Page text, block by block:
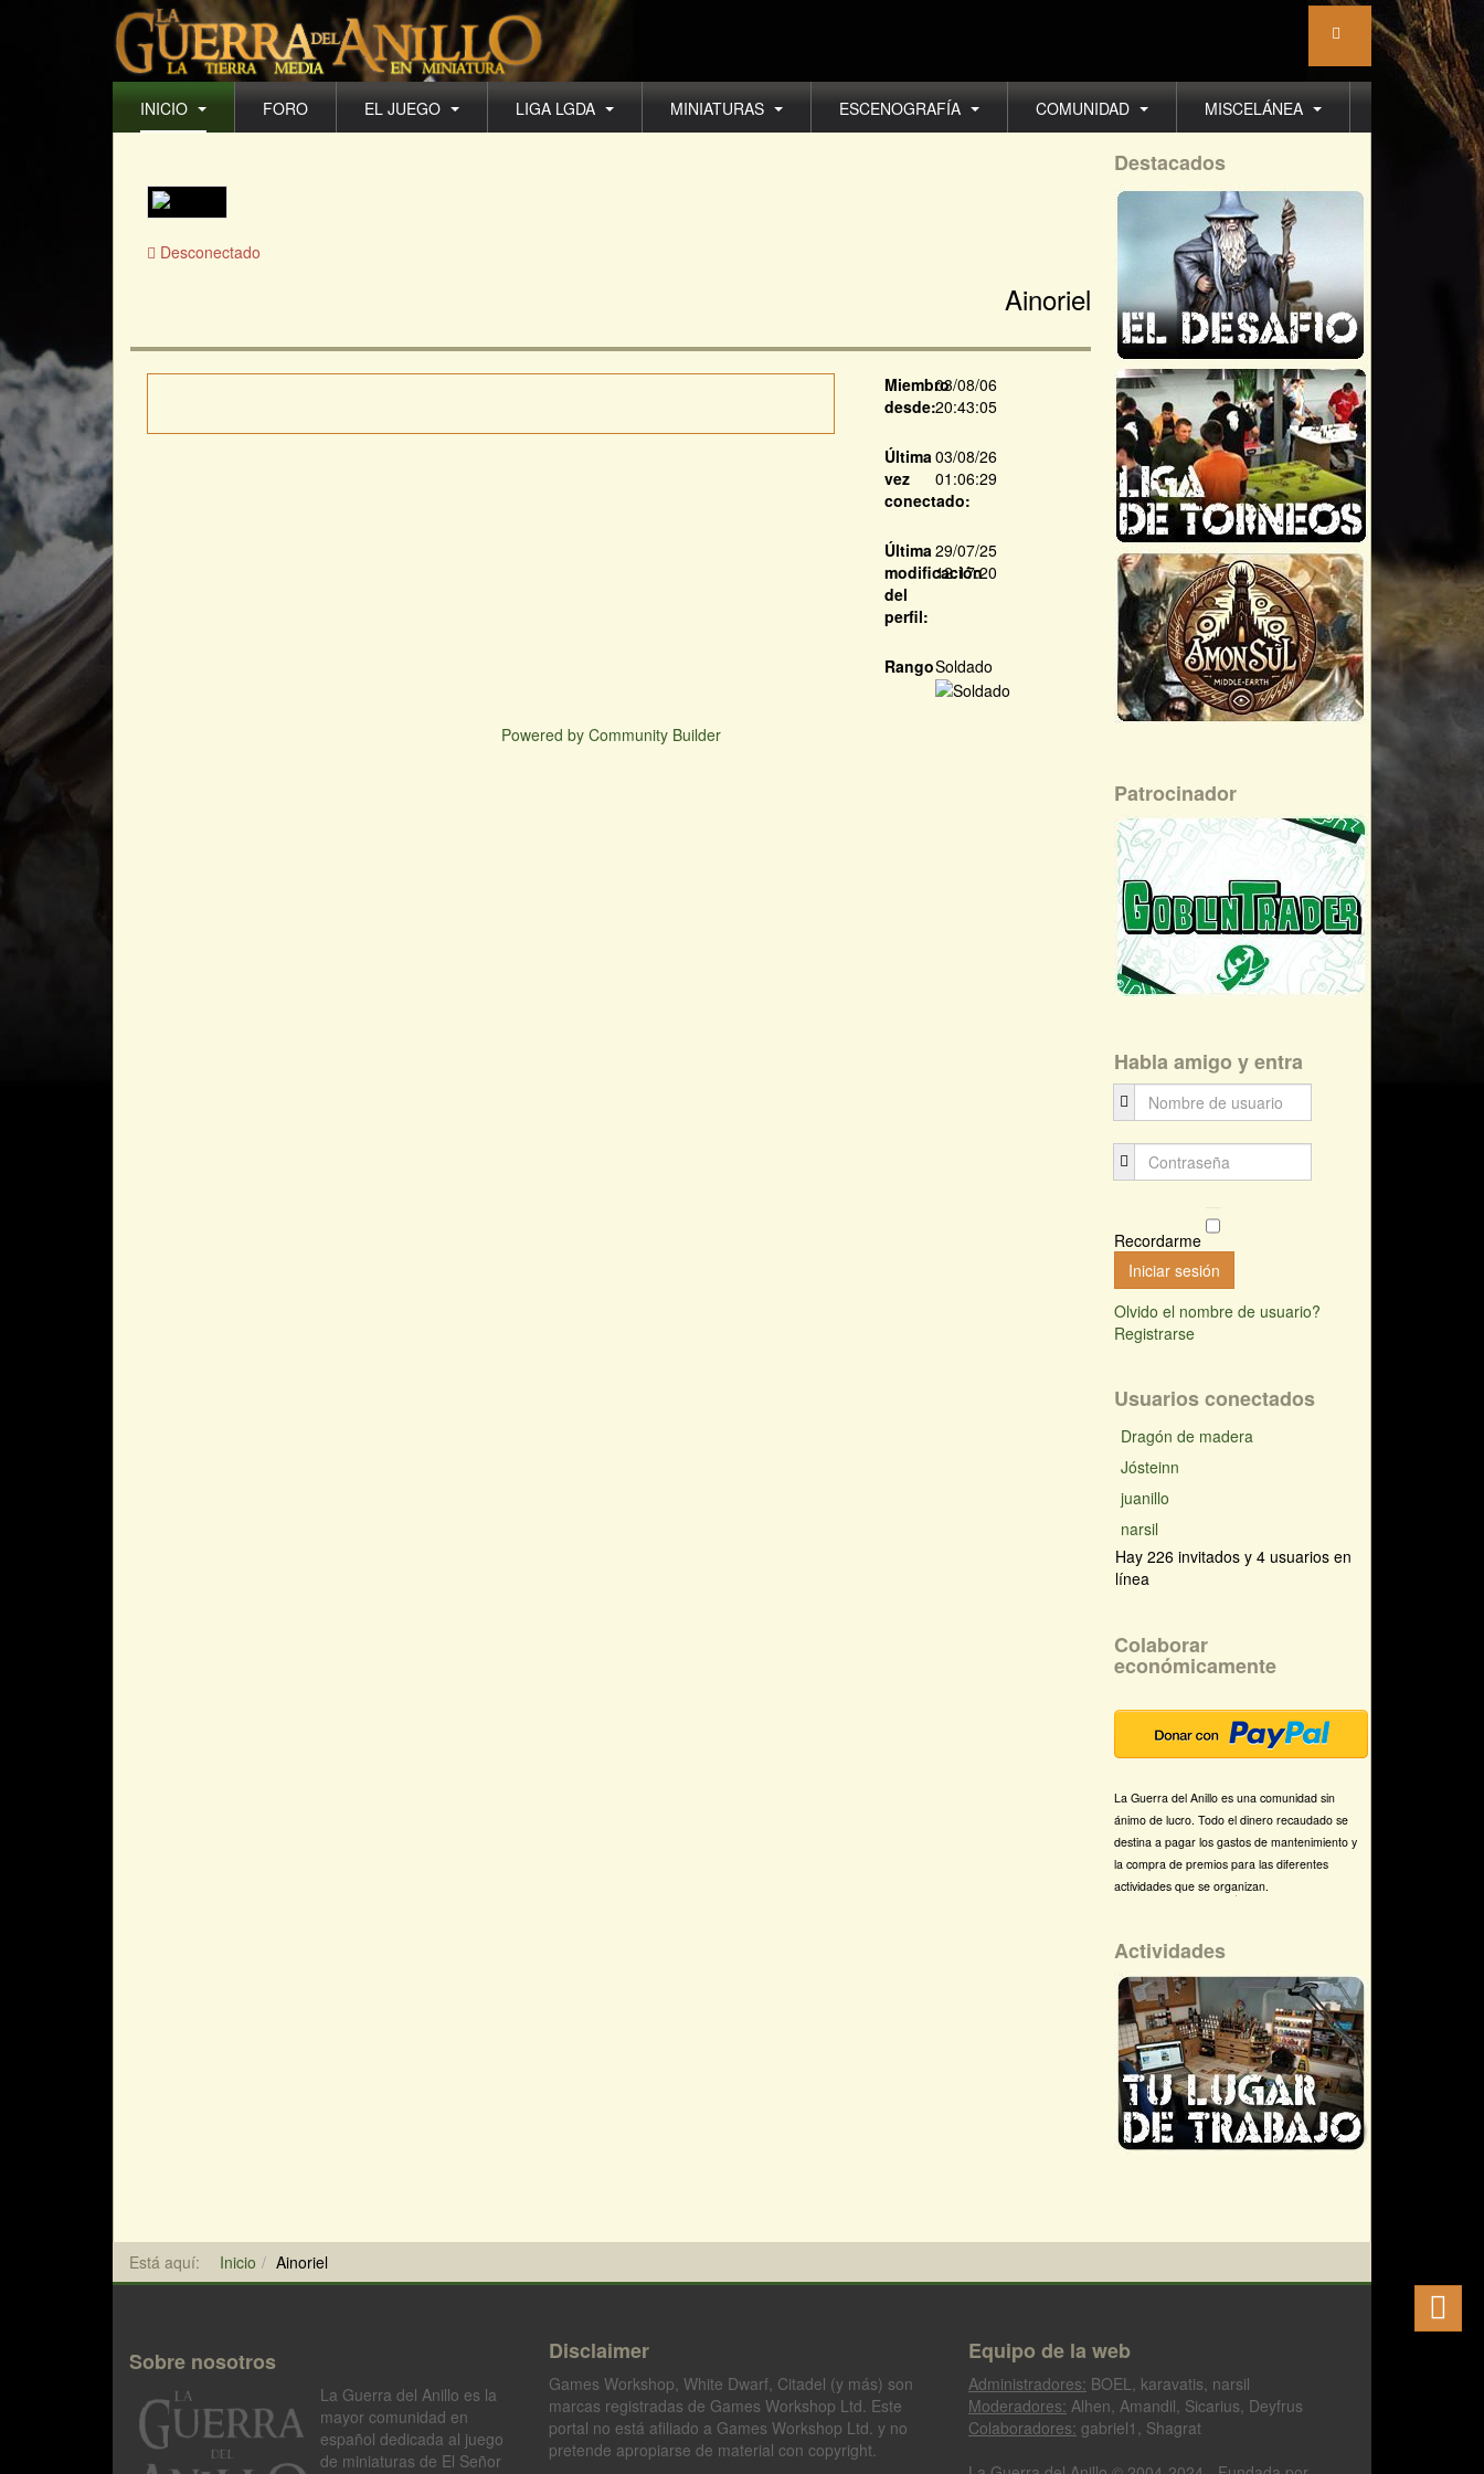
INICIO FORO EL JUEGO LIGA LGDA MINIATURAS ESCENOGRAFÍA COMUNIDAD MISCELÁNEA
Desconectado
Ainoriel
Miembro
desde:
03/08/06
20:43:05
Última
vez
conectado:
03/08/26
01:06:29
Última
modificación
del
perfil:
29/07/25
12:17:20
RangoSoldado
Powered by Community Builder
Destacados
Patrocinador
Habla amigo y entra
Recordarme
Iniciar sesión
Olvido el nombre de usuario?
Registrarse
Usuarios conectados
Dragón de madera
Jósteinn
juanillo
narsil
Hay 226 invitados y 4 usuarios en
línea
Colaborar
económicamente
La Guerra del Anillo es una comunidad sin
ánimo de lucro. Todo el dinero recaudado se
destina a pagar los gastos de mantenimiento y
la compra de premios para las diferentes
actividades que se organizan.
Actividades
Está aquí: Inicio Ainoriel
Sobre nosotros
La Guerra del Anillo es la
mayor comunidad en
español dedicada al juego
de miniaturas de El Señor
Disclaimer
Games Workshop, White Dwarf, Citadel (y más) son
marcas registradas de Games Workshop Ltd. Este
portal no está afiliado a Games Workshop Ltd. y no
pretende apropiarse de material con copyright.
Equipo de la web
Administradores: BOEL, karavatis, narsil
Moderadores: Alhen, Amandil, Sicarius, Deyfrus
Colaboradores: gabriel1, Shagrat